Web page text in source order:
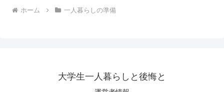
ホーム 一人暮らしの準備
大学生一人暮らしと後悔と